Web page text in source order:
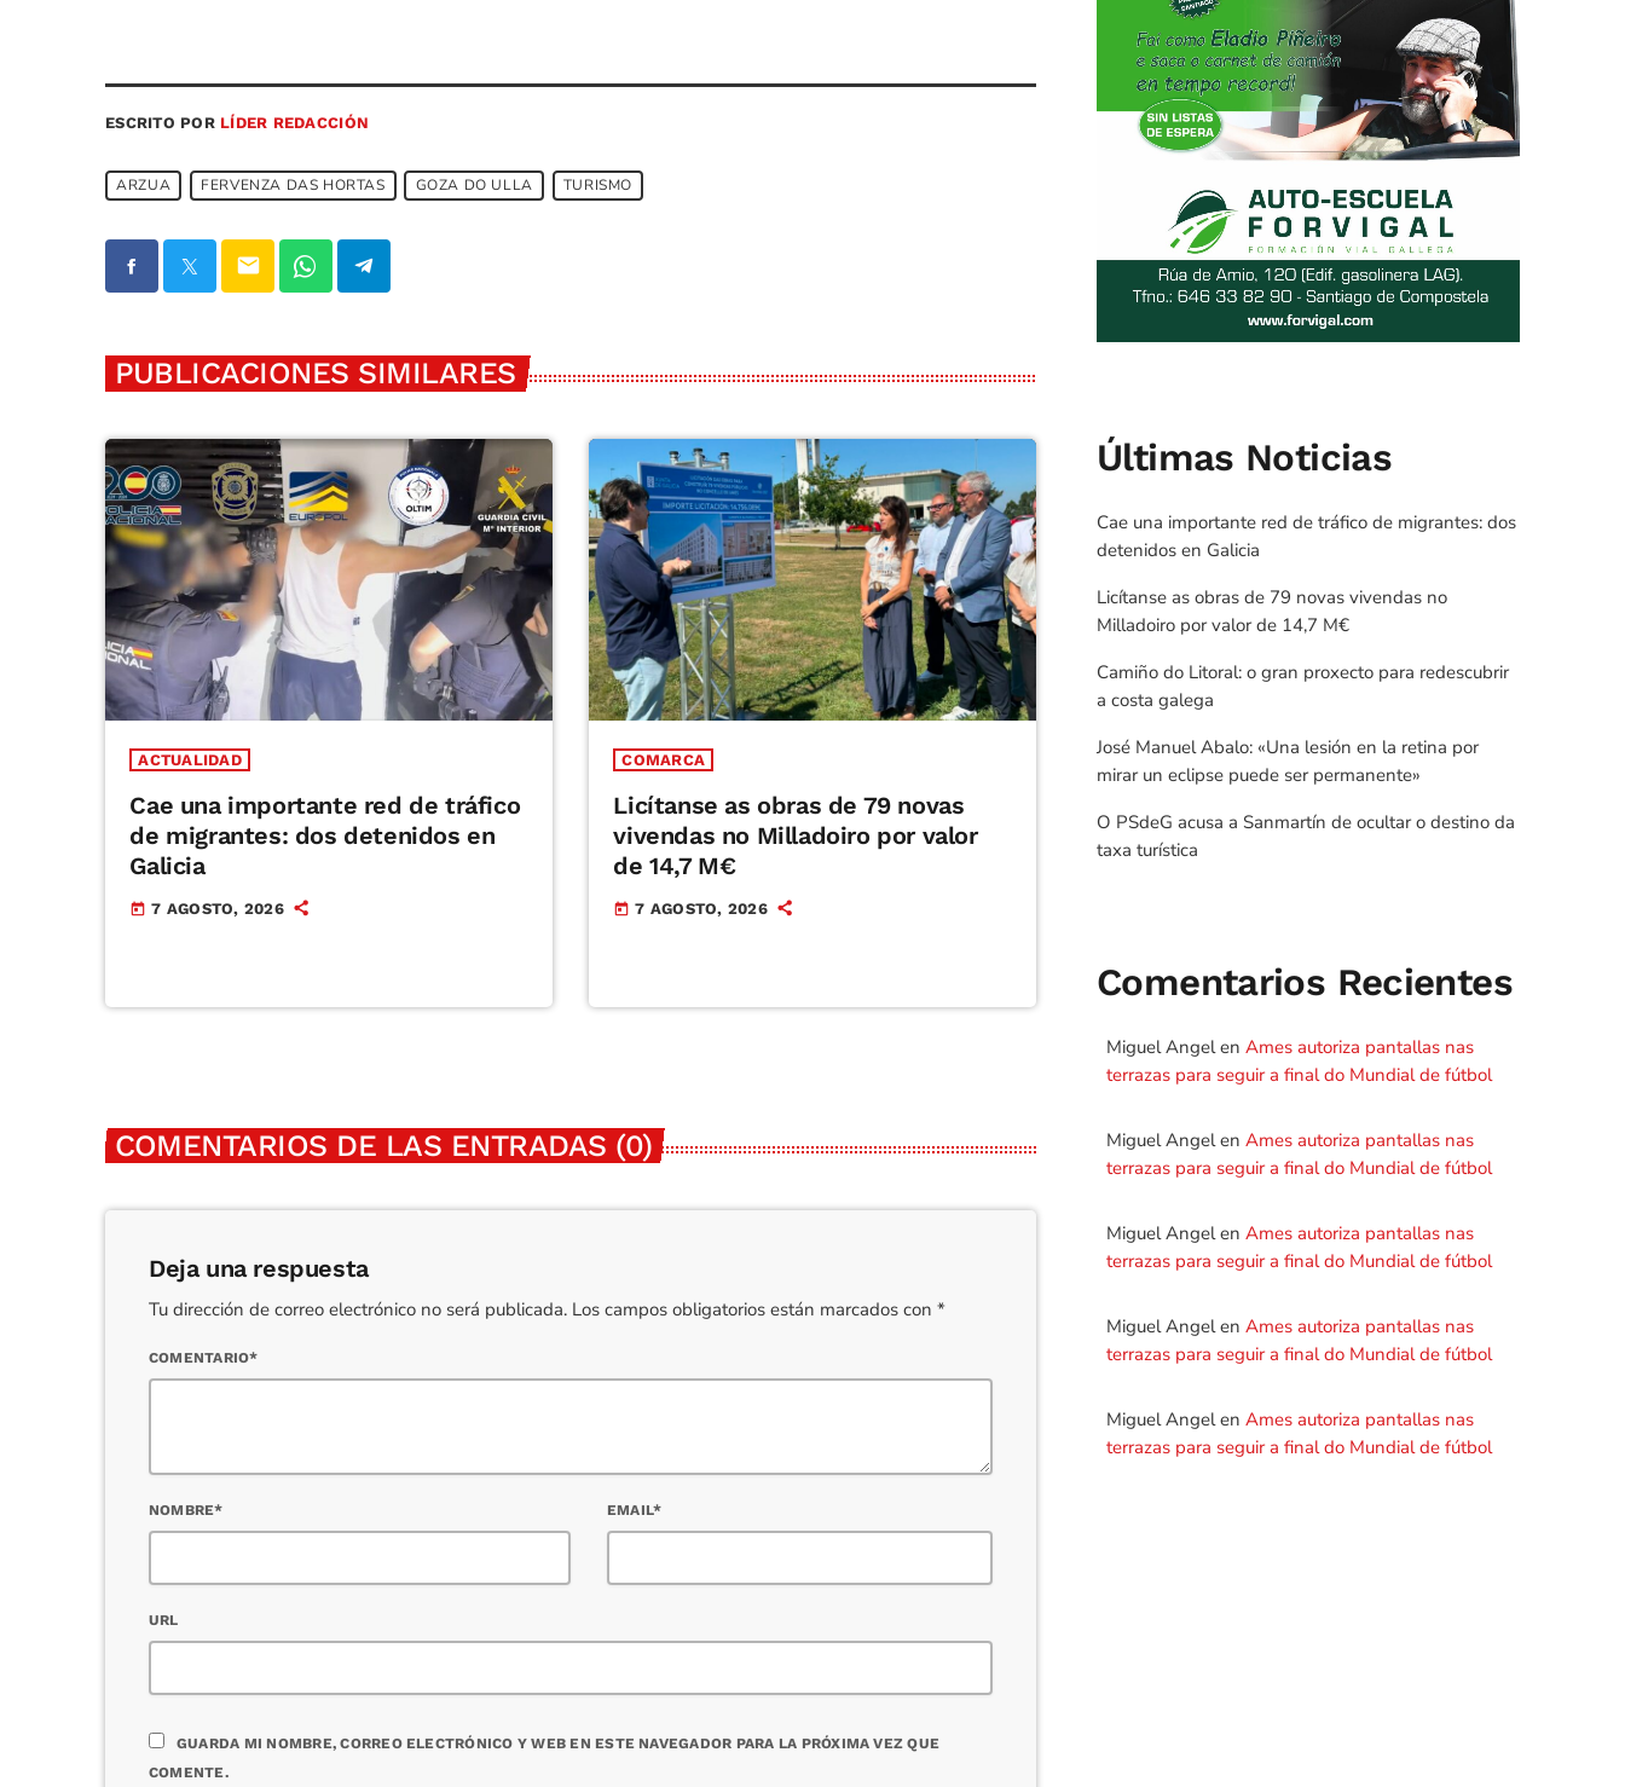
ESCRITO POR LÍDER REDACCIÓN
ARZUA FERVENZA DAS HORTAS GOZA DO ULLA TURISMO
email
PUBLICACIONES SIMILARES
ACTUALIDAD
Cae una importante red de tráfico
de migrantes: dos detenidos en
Galicia
today 7 AGOSTO, 2026
COMARCA
Licítanse as obras de 79 novas
vivendas no Milladoiro por valor
de 14,7 M€
today 7 AGOSTO, 2026
COMENTARIOS DE LAS ENTRADAS (0)
Deja una respuesta
Tu dirección de correo electrónico no será publicada. Los campos obligatorios están marcados con *
COMENTARIO*
NOMBRE* EMAIL*
URL
GUARDA MI NOMBRE, CORREO ELECTRÓNICO Y WEB EN ESTE NAVEGADOR PARA LA PRÓXIMA VEZ QUE
COMENTE.
Últimas Noticias
Cae una importante red de tráfico de migrantes: dos
detenidos en Galicia
Licítanse as obras de 79 novas vivendas no
Milladoiro por valor de 14,7 M€
Camiño do Litoral: o gran proxecto para redescubrir
a costa galega
José Manuel Abalo: «Una lesión en la retina por
mirar un eclipse puede ser permanente»
O PSdeG acusa a Sanmartín de ocultar o destino da
taxa turística
Comentarios Recientes
Miguel Angelen Ames autoriza pantallas nas
terrazas para seguir a final do Mundial de fútbol
Miguel Angelen Ames autoriza pantallas nas
terrazas para seguir a final do Mundial de fútbol
Miguel Angelen Ames autoriza pantallas nas
terrazas para seguir a final do Mundial de fútbol
Miguel Angelen Ames autoriza pantallas nas
terrazas para seguir a final do Mundial de fútbol
Miguel Angelen Ames autoriza pantallas nas
terrazas para seguir a final do Mundial de fútbol